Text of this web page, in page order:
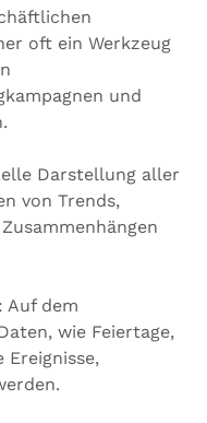
oft ein Werkzeug
und
Darstellung aller
von Trends,
: Auf dem
wie Feiertage,